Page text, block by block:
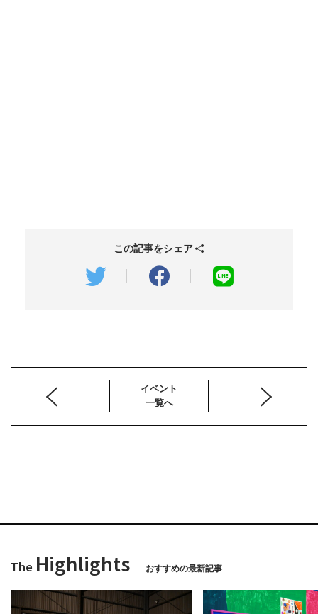
この記事をシェア
イベント
一覧へ
The Highlights おすすめの最新記事